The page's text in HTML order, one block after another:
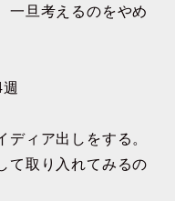
一旦考えるのをやめ
ィア出しをする。
て取り入れてみるの